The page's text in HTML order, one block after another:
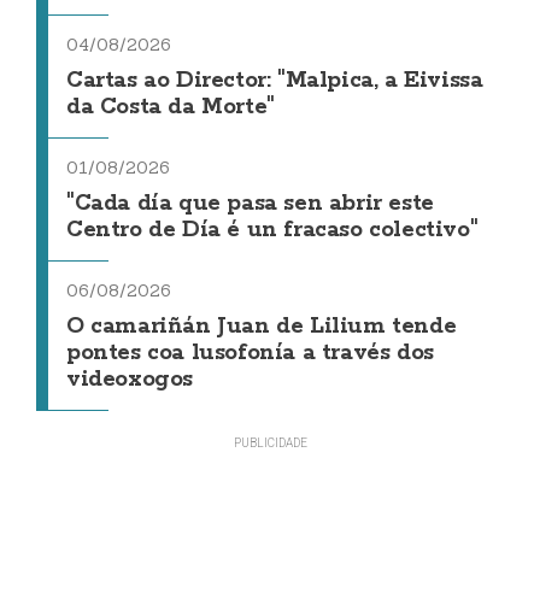
04/08/2026
Cartas ao Director: "Malpica, a Eivissa
da Costa da Morte"
01/08/2026
"Cada día que pasa sen abrir este
Centro de Día é un fracaso colectivo"
06/08/2026
O camariñán Juan de Lilium tende
pontes coa lusofonía a través dos
videoxogos